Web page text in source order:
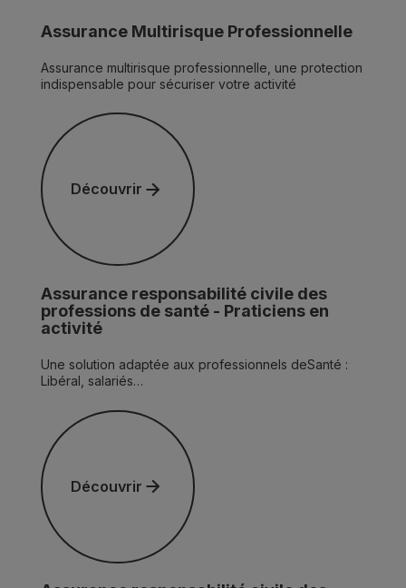
Assurance Multirisque Professionnelle
Assurance multirisque professionnelle, une protection
indispensable pour sécuriser votre activité
Découvrir
Découvrir
Assurance responsabilité civile des
professions de santé - Praticiens en
activité
Une solution adaptée aux professionnels deSanté :
Libéral, salariés…
Découvrir
Découvrir